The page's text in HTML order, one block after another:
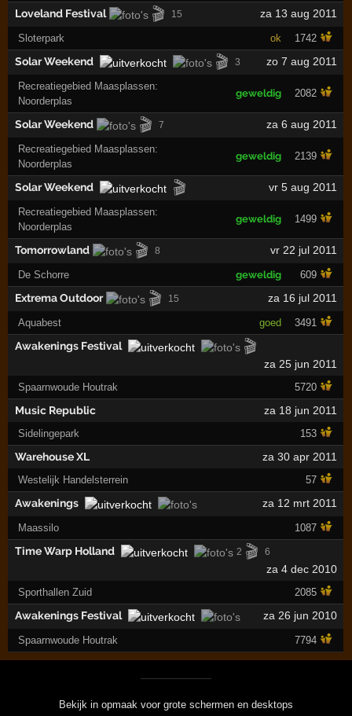
Loveland Festival 🎬 15 za 13 aug 2011
Sloterpark ok 1742
Solar Weekend 🎬 3 zo 7 aug 2011
Recreatiegebied Maasplassen:
Noorderplas
geweldig 2082
Solar Weekend 🎬 7 za 6 aug 2011
Recreatiegebied Maasplassen:
Noorderplas
geweldig 2139
Solar Weekend 🎬 vr 5 aug 2011
Recreatiegebied Maasplassen:
Noorderplas
geweldig 1499
Tomorrowland 🎬 8 vr 22 jul 2011
De Schorre geweldig 609
Extrema Outdoor 🎬 15 za 16 jul 2011
Aquabest goed 3491
Awakenings Festival 🎬
za 25 jun 2011
Spaarnwoude Houtrak 5720
Music Republic za 18 jun 2011
Sidelingepark 153
Warehouse XL za 30 apr 2011
Westelijk Handelsterrein 57
Awakenings za 12 mrt 2011
Maassilo 1087
Time Warp Holland 2 🎬 6
za 4 dec 2010
Sporthallen Zuid 2085
Awakenings Festival za 26 jun 2010
Spaarnwoude Houtrak 7794
Bekijk in opmaak voor grote schermen en desktops